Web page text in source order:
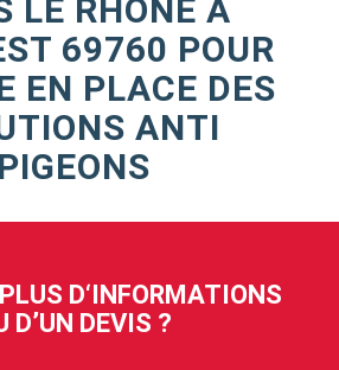
LE RHÔNE À
69760 POUR
EN PLACE DES
ANTI
PIGEONS
D‘INFORMATIONS
D’UN DEVIS ?